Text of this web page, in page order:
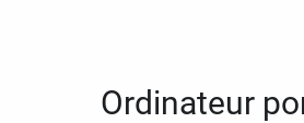
Ordinateur